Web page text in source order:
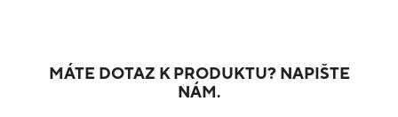
MÁTE DOTAZ K PRODUKTU? NAPIŠTE
NÁM.